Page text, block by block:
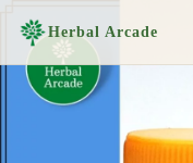
Herbal Arcade